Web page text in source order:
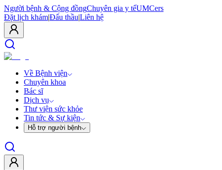
Người bệnh & Cộng đồngChuyên gia y tếUMCers
Đặt lịch khám|Đấu thầu|Liên hệ
Về Bệnh viện
Chuyên khoa
Bác sĩ
Dịch vụ
Thư viện sức khỏe
Tin tức & Sự kiện
Hỗ trợ người bệnh